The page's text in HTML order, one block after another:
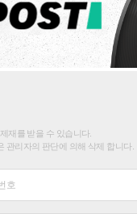
재를 받을 수 있습니다.
리자의 판단에 의해 삭제 합니다.